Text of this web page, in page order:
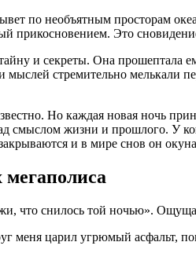
по необъятным просторам
Это
и секреты. Она прошептала
стремительно мелькали
Но каждая новая ночь
смыслом жизни и прошлого.
и в мире снов он
что снилось той ночью».
меня царил угрюмый асфальт,